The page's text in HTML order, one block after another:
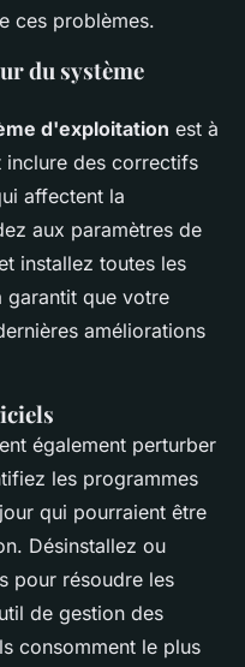
ces problèmes.
du système
d'exploitation est à
inclure des correctifs
affectent la
aux paramètres de
installez toutes les
garantit que votre
améliorations
également perturber
les programmes
qui pourraient être
Désinstallez ou
pour résoudre les
de gestion des
consomment le plus